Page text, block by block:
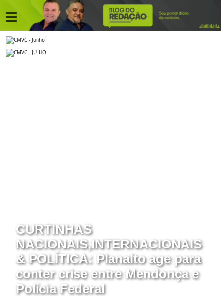
CURTINHAS
NACIONAIS,INTERNACIONAIS
& POLÍTICA: Planalto age para
conter crise entre Mendonça e
Polícia Federal